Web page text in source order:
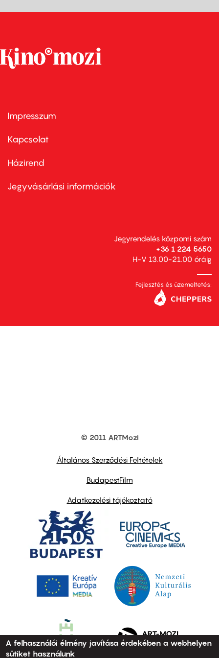
Footer
first
Impresszum
Kapcsolat
Footer
second
Házirend
Jegyvásárlási információk
Jegyrendelés központi szám
+36 1 224 5650
H-V 13.00-21.00 óráig
Fejlesztés és üzemeltetés:
© 2011 ARTMozi
Általános Szerződési Feltételek
BudapestFilm
Adatkezelési tájékoztató
A felhasználói élmény javítása érdekében a webhelyen
sütiket használunk